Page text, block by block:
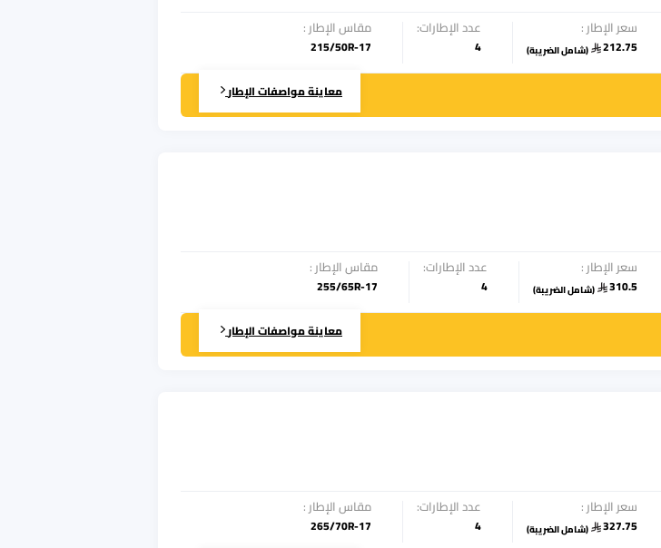
سعر الإطار :
212.75
(شامل الضريبة)
عدد الإطارات:
4
مقاس الإطار :
215/50R-17
معاينة مواصفات الإطار
سعر الإطار :
310.5
(شامل الضريبة)
عدد الإطارات:
4
مقاس الإطار :
255/65R-17
معاينة مواصفات الإطار
سعر الإطار :
327.75
(شامل الضريبة)
عدد الإطارات:
4
مقاس الإطار :
265/70R-17